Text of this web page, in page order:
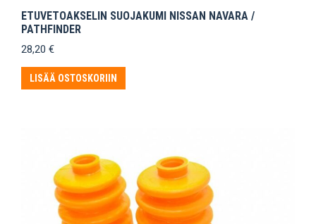
ETUVETOAKSELIN SUOJAKUMI NISSAN NAVARA /
PATHFINDER
28,20 €
LISÄÄ OSTOSKORIIN